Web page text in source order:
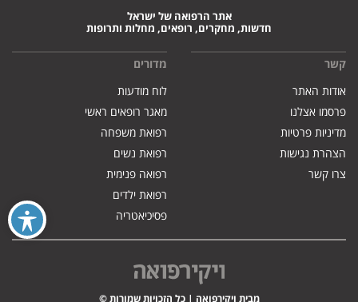
אתר הרפואה של ישראל
חדשות, מחקרים, רופאים, מחלות ותרופות
קשר
אודות האתר
פרסמו אצלנו
מדיניות פרטיות
הצהרת נגישות
צרו קשר
מדורים
לוח מודעות
מאגר רופאים ראשי
רפואת משפחה
רפואת נשים
רפואה פנימית
רפואת ילדים
פסיכיאטריה
מבית ויקירפואה | כל הזכויות שמורות ©